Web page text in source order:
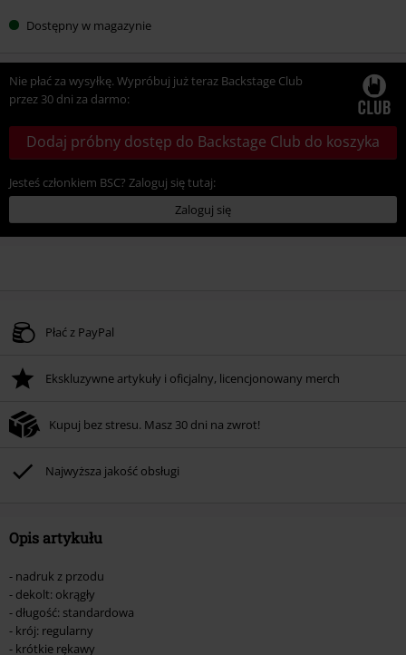
Dostępny w magazynie
Nie płać za wysyłkę. Wypróbuj już teraz Backstage Club
przez 30 dni za darmo:
Dodaj próbny dostęp do Backstage Club do koszyka
Jesteś członkiem BSC? Zaloguj się tutaj:
Zaloguj się
Płać z PayPal
Ekskluzywne artykuły i oficjalny, licencjonowany merch
Kupuj bez stresu. Masz 30 dni na zwrot!
Najwyższa jakość obsługi
Opis artykułu
- nadruk z przodu
- dekolt: okrągły
- długość: standardowa
- krój: regularny
- krótkie rękawy